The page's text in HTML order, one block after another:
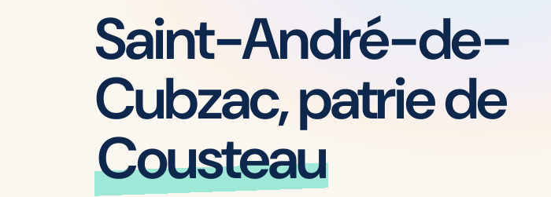
Saint-André-de-
Cubzac, patrie de
Cousteau